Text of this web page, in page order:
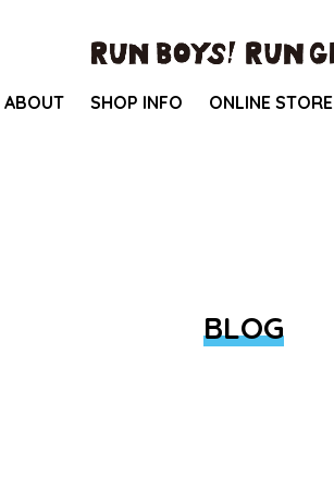
ABOUT SHOP INFO ONLINE STORE
BLOG